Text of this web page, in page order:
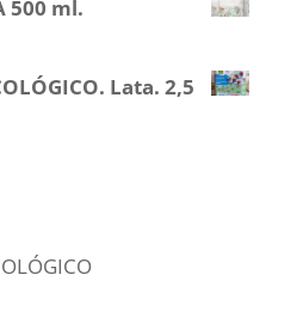
500 ml.
Lata. 2,5